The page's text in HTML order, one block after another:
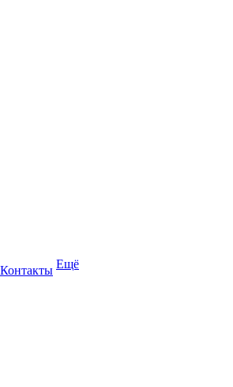
Контакты Ещё